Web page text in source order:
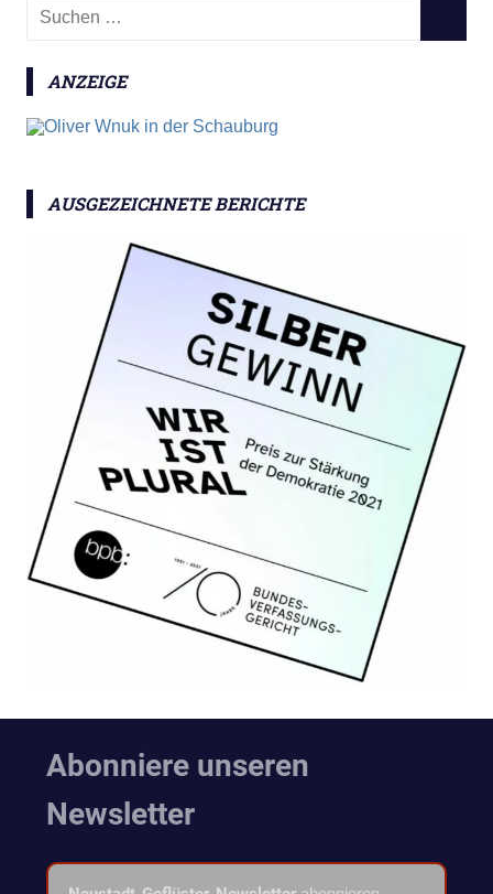
c
e
ANZEIGE
AUSGEZEICHNETE BERICHTE
Abonniere unseren
Newsletter